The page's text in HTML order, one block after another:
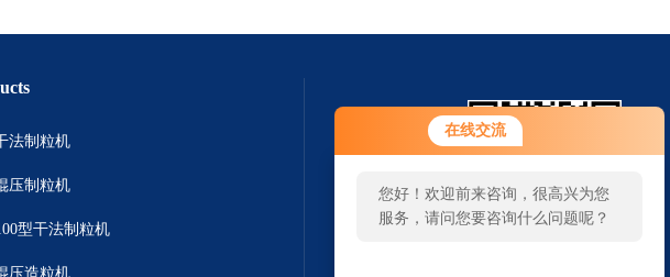
在线交流
您好！欢迎前来咨询，很高兴为您
服务，请问您要咨询什么问题呢？
法制粒机
压制粒机
型干法制粒机
压造粒机